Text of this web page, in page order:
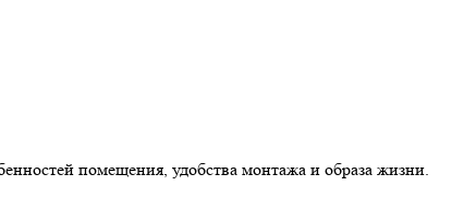
помещения, удобства монтажа и образа жизни.